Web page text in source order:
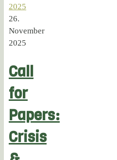
2025
26.
November
2025
Call
for
Papers:
Crisis